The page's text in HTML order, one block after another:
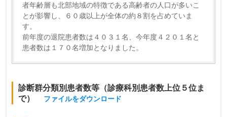
者年齢層も北部地域の特徴である高齢者の人口が多いこ
とが影響し、６０歳以上が全体の約８割を占めていま
す。
前年度の退院患者数は４０３１名、今年度４２０１名と
患者数は１７０名増加となりました。
診断群分類別患者数等（診療科別患者数上位５位ま
で）
ファイルをダウンロード